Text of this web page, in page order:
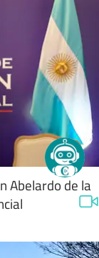
Abelardo de la